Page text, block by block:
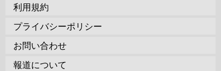
利用規約
プライバシーポリシー
お問い合わせ
報道について